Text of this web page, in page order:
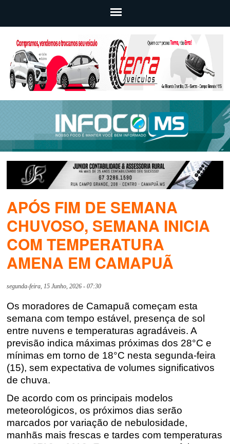
APÓS FIM DE SEMANA
CHUVOSO, SEMANA INICIA
COM TEMPERATURA
AMENA EM CAMAPUÃ
segunda-feira, 15 Junho, 2026 - 07:30
Os moradores de Camapuã começam esta
semana com tempo estável, presença de sol
entre nuvens e temperaturas agradáveis. A
previsão indica máximas próximas dos 28°C e
mínimas em torno de 18°C nesta segunda-feira
(15), sem expectativa de volumes significativos
de chuva.
De acordo com os principais modelos
meteorológicos, os próximos dias serão
marcados por variação de nebulosidade,
manhãs mais frescas e tardes com temperaturas